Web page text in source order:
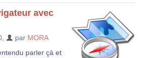
avec
par MORA
parler çà et